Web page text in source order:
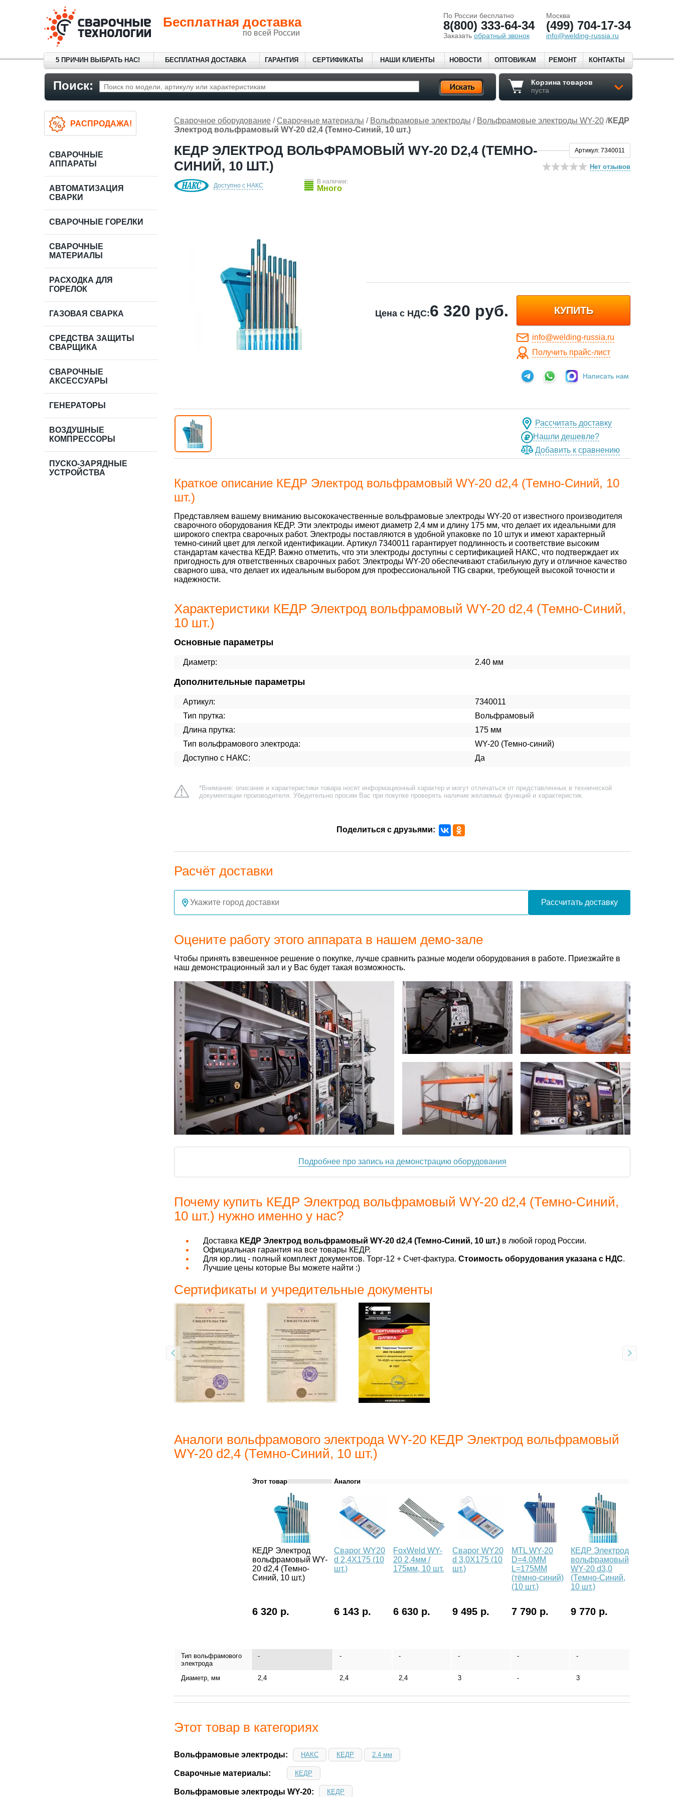
Бесплатная доставка
по всей России
По России бесплатно
8(800) 333-64-34
Заказать обратный звонок
Москва
(499) 704-17-34
info@welding-russia.ru
5 ПРИЧИН ВЫБРАТЬ НАС! БЕСПЛАТНАЯ ДОСТАВКА ГАРАНТИЯ СЕРТИФИКАТЫ НАШИ КЛИЕНТЫ НОВОСТИ ОПТОВИКАМ РЕМОНТ КОНТАКТЫ
Поиск:
Корзина товаров
пуста
Сварочное оборудование / Сварочные материалы / Вольфрамовые электроды / Вольфрамовые электроды WY-20 /КЕДР
Электрод вольфрамовый WY-20 d2,4 (Темно-Синий, 10 шт.)
КЕДР ЭЛЕКТРОД ВОЛЬФРАМОВЫЙ WY-20 D2,4 (ТЕМНО-
СИНИЙ, 10 ШТ.)
Нет отзывов
Артикул: 7340011
Доступно с НАКС
В наличии:
Много
Цена с НДС:6 320 руб. КУПИТЬ
info@welding-russia.ru
Получить прайс-лист
Написать нам
Рассчитать доставку
Нашли дешевле?
Добавить к сравнению
Краткое описание КЕДР Электрод вольфрамовый WY-20 d2,4 (Темно-Синий, 10
шт.)
Представляем вашему вниманию высококачественные вольфрамовые электроды WY-20 от известного производителя
сварочного оборудования КЕДР. Эти электроды имеют диаметр 2,4 мм и длину 175 мм, что делает их идеальными для
широкого спектра сварочных работ. Электроды поставляются в удобной упаковке по 10 штук и имеют характерный
темно-синий цвет для легкой идентификации. Артикул 7340011 гарантирует подлинность и соответствие высоким
стандартам качества КЕДР. Важно отметить, что эти электроды доступны с сертификацией НАКС, что подтверждает их
пригодность для ответственных сварочных работ. Электроды WY-20 обеспечивают стабильную дугу и отличное качество
сварного шва, что делает их идеальным выбором для профессиональной TIG сварки, требующей высокой точности и
надежности.
Характеристики КЕДР Электрод вольфрамовый WY-20 d2,4 (Темно-Синий,
10 шт.)
Основные параметры
Диаметр: 2.40 мм
Дополнительные параметры
Артикул:
7340011
Тип прутка:
Вольфрамовый
Длина прутка:
175 мм
Тип вольфрамового электрода:
WY-20 (Темно-синий)
Доступно с НАКС:
Да
*Внимание: описание и характеристики товара носят информационный характер и могут отличаться от представленных в технической
документации производителя. Убедительно просим Вас при покупке проверять наличие желаемых функций и характеристик.
Поделиться с друзьями:
Расчёт доставки
Рассчитать доставку
Оцените работу этого аппарата в нашем демо-зале
Чтобы принять взвешенное решение о покупке, лучше сравнить разные модели оборудования в работе. Приезжайте в
наш демонстрационный зал и у Вас будет такая возможность.
Подробнее про запись на демонстрацию оборудования
Почему купить КЕДР Электрод вольфрамовый WY-20 d2,4 (Темно-Синий,
10 шт.) нужно именно у нас?
Доставка КЕДР Электрод вольфрамовый WY-20 d2,4 (Темно-Синий, 10 шт.) в любой город России.
Официальная гарантия на все товары КЕДР.
Для юр.лиц - полный комплект документов. Торг-12 + Счет-фактура. Стоимость оборудования указана с НДС.
Лучшие цены которые Вы можете найти :)
Сертификаты и учредительные документы
Аналоги вольфрамового электрода WY-20 КЕДР Электрод вольфрамовый
WY-20 d2,4 (Темно-Синий, 10 шт.)
Этот товар Аналоги
КЕДР Электрод
вольфрамовый WY-
20 d2,4 (Темно-
Синий, 10 шт.)
Сварог WY20
d 2,4X175 (10
шт.)
FoxWeld WY-
20 2,4мм /
175мм, 10 шт.
Сварог WY20
d 3,0X175 (10
шт.)
MTL WY-20
D=4.0MM
L=175MM
(тёмно-синий)
(10 шт.)
КЕДР Электрод
вольфрамовый
WY-20 d3,0
(Темно-Синий,
10 шт.)
6 320 р. 6 143 р. 6 630 р. 9 495 р. 7 790 р. 9 770 р.
Тип вольфрамового
электрода
- - - - - -
Диаметр, мм 2,4 2,4 2,4 3 - 3
Этот товар в категориях
Вольфрамовые электроды: НАКС КЕДР 2.4 мм
Сварочные материалы: КЕДР
Вольфрамовые электроды WY-20: КЕДР
РАСПРОДАЖА!
СВАРОЧНЫЕ
АППАРАТЫ
АВТОМАТИЗАЦИЯ
СВАРКИ
СВАРОЧНЫЕ ГОРЕЛКИ
СВАРОЧНЫЕ
МАТЕРИАЛЫ
РАСХОДКА ДЛЯ
ГОРЕЛОК
ГАЗОВАЯ СВАРКА
СРЕДСТВА ЗАЩИТЫ
СВАРЩИКА
СВАРОЧНЫЕ
АКСЕССУАРЫ
ГЕНЕРАТОРЫ
ВОЗДУШНЫЕ
КОМПРЕССОРЫ
ПУСКО-ЗАРЯДНЫЕ
УСТРОЙСТВА